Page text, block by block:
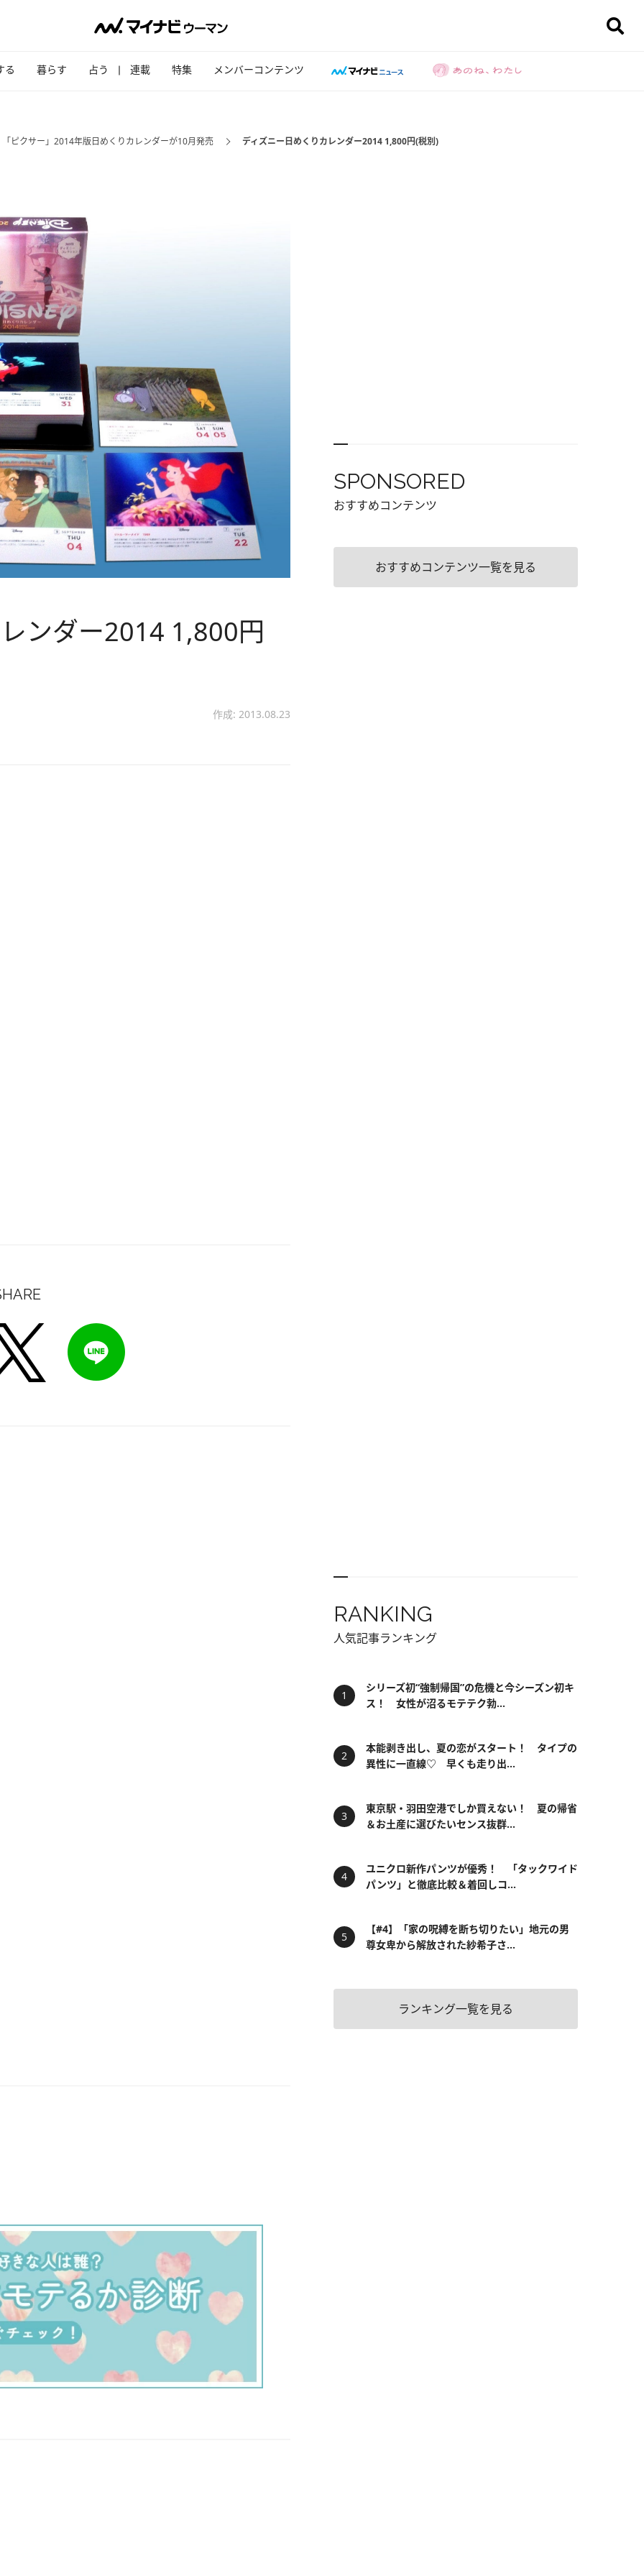
る 暮らす 占う 連載 特集 メンバーコンテンツ
ピクサー」2014年版日めくりカレンダーが10月発売 ディズニー日めくりカレンダー2014 1,800円(税別)
ンダー2014 1,800円
作成: 2013.08.23
SPONSORED
おすすめコンテンツ
おすすめコンテンツ一覧を見る
RANKING
人気記事ランキング
シリーズ初“強制帰国”の危機と今シーズン初キ
ス！ 女性が沼るモテテク勃...
本能剥き出し、夏の恋がスタート！ タイプの
異性に一直線♡ 早くも走り出...
東京駅・羽田空港でしか買えない！ 夏の帰省
＆お土産に選びたいセンス抜群...
ユニクロ新作パンツが優秀！ 「タックワイド
パンツ」と徹底比較＆着回しコ...
【#4】「家の呪縛を断ち切りたい」地元の男
尊女卑から解放された紗希子さ...
ランキング一覧を見る